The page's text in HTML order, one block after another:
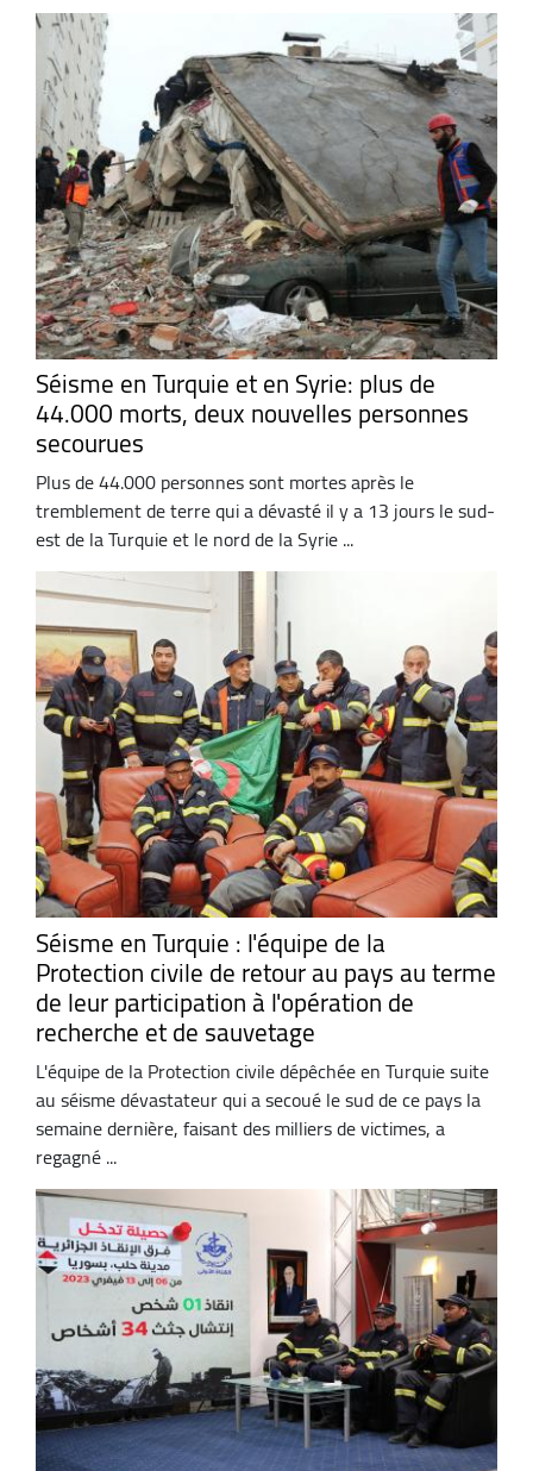
Séisme en Turquie et en Syrie: plus de
44.000 morts, deux nouvelles personnes
secourues
Plus de 44.000 personnes sont mortes après le
tremblement de terre qui a dévasté il y a 13 jours le sud-
est de la Turquie et le nord de la Syrie ...
Séisme en Turquie : l'équipe de la
Protection civile de retour au pays au terme
de leur participation à l'opération de
recherche et de sauvetage
L'équipe de la Protection civile dépêchée en Turquie suite
au séisme dévastateur qui a secoué le sud de ce pays la
semaine dernière, faisant des milliers de victimes, a
regagné ...